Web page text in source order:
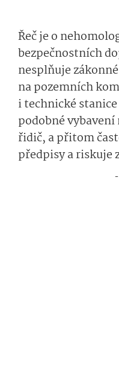
Řeč je o
bezpečnostních
nesplňuje
na pozemních
i technické
podobné
řidič, a přitom
předpisy a riskuje